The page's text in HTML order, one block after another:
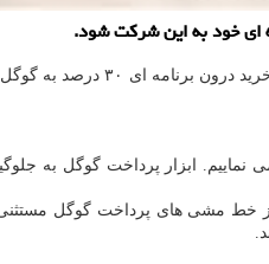
تمامی شرکت های عرضه کننده اپلیکیشن در فروشگاه مجازی یا اپ استور
ابزار پرداخت گوگل به
خط مشی های پرداخت گوگل مستثنی